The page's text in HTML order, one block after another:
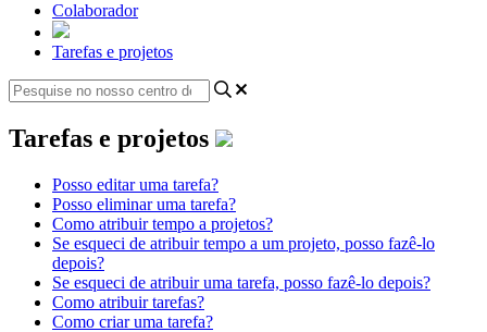
Colaborador
Tarefas e projetos
Tarefas e projetos
Posso editar uma tarefa?
Posso eliminar uma tarefa?
Como atribuir tempo a projetos?
Se esqueci de atribuir tempo a um projeto, posso fazê-lo
depois?
Se esqueci de atribuir uma tarefa, posso fazê-lo depois?
Como atribuir tarefas?
Como criar uma tarefa?